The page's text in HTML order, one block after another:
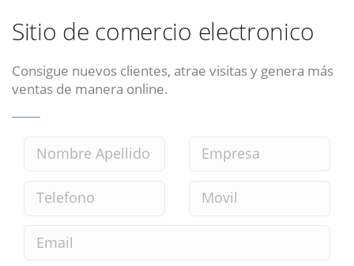
Sitio de comercio electronico
Consigue nuevos clientes, atrae visitas y genera más
ventas de manera online.